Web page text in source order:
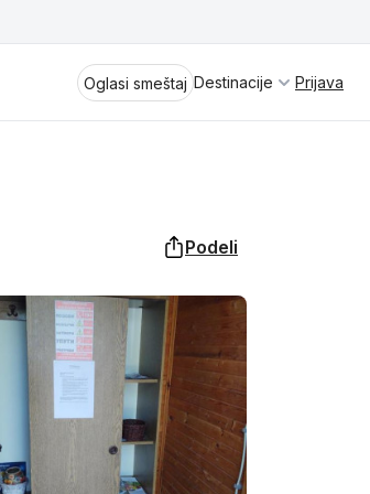
Oglasi smeštaj Destinacije
Spremite se za virtuelno putovanje
kroz jednu od najlepših zemalja
Evrope i sveta. Uživaćete u prikazima
planinskih masiva poput Tare i Šar-
planine, ali i u ravničarskim predelima
prostrane Vojvodine. Istraživanje
tradicije i kulturnog dobra Srbije
otkriće vam pravu narav srpskog
Prijava
Podeli